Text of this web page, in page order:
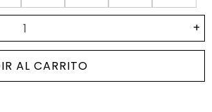
+
AL CARRITO